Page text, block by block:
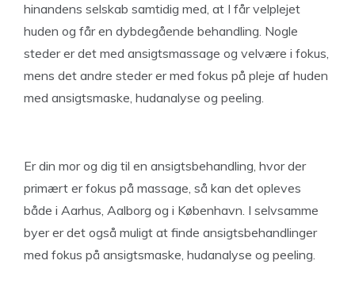
hinandens selskab samtidig med, at I får velplejet
huden og får en dybdegående behandling. Nogle
steder er det med ansigtsmassage og velvære i fokus,
mens det andre steder er med fokus på pleje af huden
med ansigtsmaske, hudanalyse og peeling.
Er din mor og dig til en ansigtsbehandling, hvor der
primært er fokus på massage, så kan det opleves
både i Aarhus, Aalborg og i København. I selvsamme
byer er det også muligt at finde ansigtsbehandlinger
med fokus på ansigtsmaske, hudanalyse og peeling.